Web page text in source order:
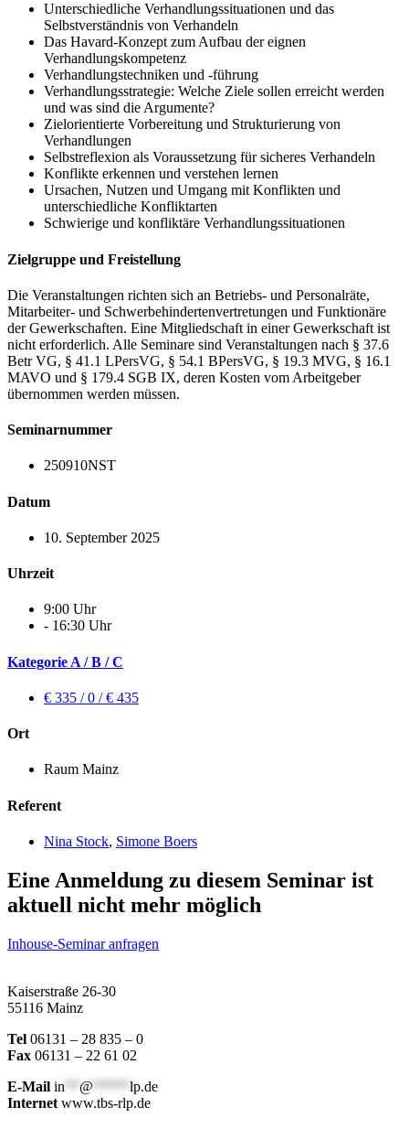
Unterschiedliche Verhandlungssituationen und das
Selbstverständnis von Verhandeln
Das Havard-Konzept zum Aufbau der eignen
Verhandlungskompetenz
Verhandlungstechniken und -führung
Verhandlungsstrategie: Welche Ziele sollen erreicht werden
und was sind die Argumente?
Zielorientierte Vorbereitung und Strukturierung von
Verhandlungen
Selbstreflexion als Voraussetzung für sicheres Verhandeln
Konflikte erkennen und verstehen lernen
Ursachen, Nutzen und Umgang mit Konflikten und
unterschiedliche Konfliktarten
Schwierige und konfliktäre Verhandlungssituationen
Zielgruppe und Freistellung
Die Veranstaltungen richten sich an Betriebs- und Personalräte,
Mitarbeiter- und Schwerbehindertenvertretungen und Funktionäre
der Gewerkschaften. Eine Mitgliedschaft in einer Gewerkschaft ist
nicht erforderlich. Alle Seminare sind Veranstaltungen nach § 37.6
Betr VG, § 41.1 LPersVG, § 54.1 BPersVG, § 19.3 MVG, § 16.1
MAVO und § 179.4 SGB IX, deren Kosten vom Arbeitgeber
übernommen werden müssen.
Seminarnummer
250910NST
Datum
10. September 2025
Uhrzeit
9:00 Uhr
- 16:30 Uhr
Kategorie A / B / C
€ 335 / 0 / € 435
Ort
Raum Mainz
Referent
Nina Stock, Simone Boers
Eine Anmeldung zu diesem Seminar ist
aktuell nicht mehr möglich
Inhouse-Seminar anfragen
Kaiserstraße 26-30
55116 Mainz
Tel 06131 – 28 835 – 0
Fax 06131 – 22 61 02
E-Mail in @
lp.de
Internet www.tbs-rlp.de